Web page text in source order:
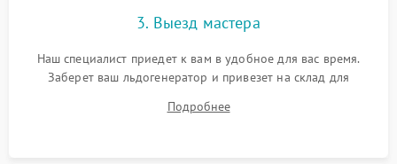
3. Выезд мастера
Наш специалист приедет к вам в удобное для вас время.
Заберет ваш льдогенератор и привезет на склад для
Подробнее